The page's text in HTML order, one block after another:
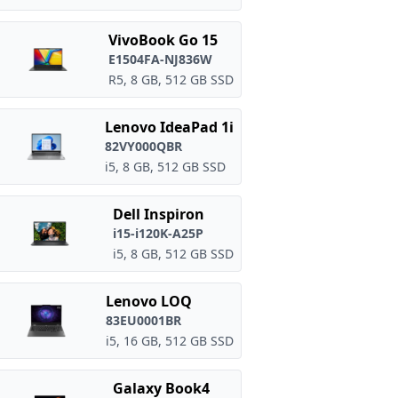
VivoBook Go 15
E1504FA-NJ836W
R5, 8 GB, 512 GB SSD
Lenovo IdeaPad 1i
82VY000QBR
i5, 8 GB, 512 GB SSD
Dell Inspiron
i15-i120K-A25P
i5, 8 GB, 512 GB SSD
Lenovo LOQ
83EU0001BR
i5, 16 GB, 512 GB SSD
Galaxy Book4